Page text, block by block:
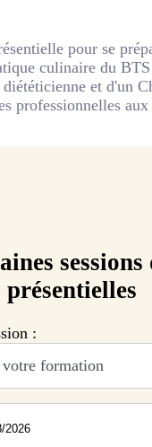
pour se
culinaire du
diététicienne et d'un
professionnelles
sessions
:
votre formation